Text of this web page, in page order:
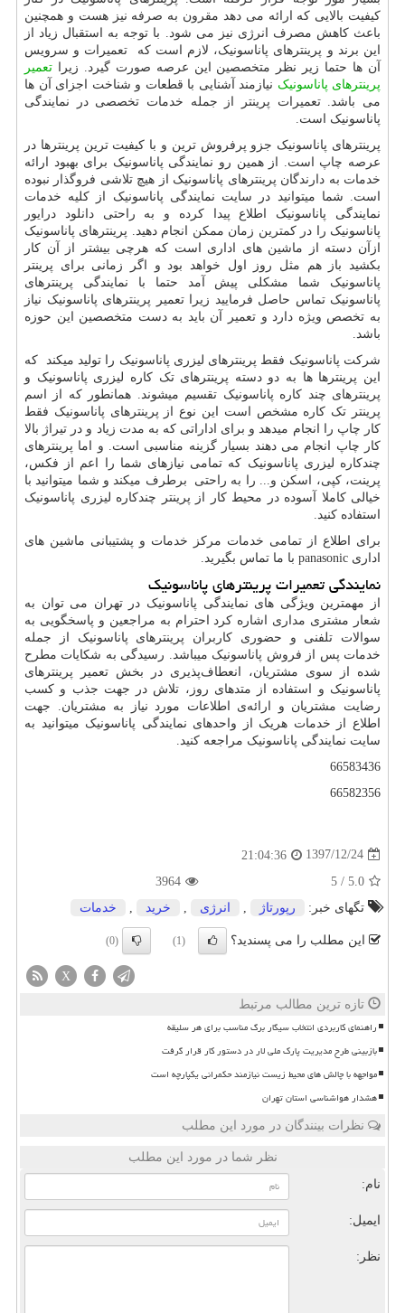
کیفیت بالایی که ارائه می دهد مقرون به صرفه نیز هست و همچنین
باعث کاهش مصرف انرژی نیز می شود. با توجه به استقبال زیاد از
این برند و پرینترهای پاناسونیک، لازم است که تعمیرات و سرویس
آن ها حتما زیر نظر متخصصین این عرصه صورت گیرد. زیرا تعمیر
پرینترهای پاناسونیک نیازمند آشنایی با قطعات و شناخت اجزای آن ها
می باشد. تعمیرات پرینتر از جمله خدمات تخصصی در نمایندگی
پاناسونیک است.
پرینترهای پاناسونیک جزو پرفروش ترین و با کیفیت ترین پرینترها در
عرصه چاپ است. از همین رو نمایندگی پاناسونیک برای بهبود ارائه
خدمات به دارندگان پرینترهای پاناسونیک از هیچ تلاشی فروگذار نبوده
است. شما میتوانید در سایت نمایندگی پاناسونیک از کلیه خدمات
نمایندگی پاناسونیک اطلاع پیدا کرده و به راحتی دانلود درایور
پاناسونیک را در کمترین زمان ممکن انجام دهید. پرینترهای پاناسونیک
ازآن دسته از ماشین های اداری است که هرچی بیشتر از آن کار
بکشید باز هم مثل روز اول خواهد بود و اگر زمانی برای پرینتر
پاناسونیک شما مشکلی پیش آمد حتما با نمایندگی پرینترهای
پاناسونیک تماس حاصل فرمایید زیرا تعمیر پرینترهای پاناسونیک نیاز
به تخصص ویژه دارد و تعمیر آن باید به دست متخصصین این حوزه
باشد.
شرکت پاناسونیک فقط پرینترهای لیزری پاناسونیک را تولید میکند که
این پرینترها ها به دو دسته پرینترهای تک کاره لیزری پاناسونیک و
پرینترهای چند کاره پاناسونیک تقسیم میشوند. همانطور که از اسم
پرینتر تک کاره مشخص است این نوع از پرینترهای پاناسونیک فقط
کار چاپ را انجام میدهد و برای اداراتی که به مدت زیاد و در تیراژ بالا
کار چاپ انجام می دهند بسیار گزینه مناسبی است. و اما پرینترهای
چندکاره لیزری پاناسونیک که تمامی نیازهای شما را اعم از فکس،
پرینت، کپی، اسکن و... را به راحتی برطرف میکند و شما میتوانید با
خیالی کاملا آسوده در محیط کار از پرینتر چندکاره لیزری پاناسونیک
استفاده کنید.
برای اطلاع از تمامی خدمات مرکز خدمات و پشتیبانی ماشین های
اداری panasonic با ما تماس بگیرید.
نمایندگی تعمیرات پرینترهای پاناسونیک
از مهمترین ویژگی های نمایندگی پاناسونیک در تهران می توان به
شعار مشتری مداری اشاره کرد احترام به مراجعین و پاسخگویی به
سوالات تلفنی و حضوری کاربران پرینترهای پاناسونیک از جمله
خدمات پس از فروش پاناسونیک میباشد. رسیدگی به شکایات مطرح
شده از سوی مشتریان، انعطاف‌پذیری در بخش تعمیر پرینترهای
پاناسونیک و استفاده از متدهای روز، تلاش در جهت جذب و کسب
رضایت مشتریان و ارائه‌ی اطلاعات مورد نیاز به مشتریان. جهت
اطلاع از خدمات هریک از واحدهای نمایندگی پاناسونیک میتوانید به
سایت نمایندگی پاناسونیک مراجعه کنید.
66583436
66582356
1397/12/24
21:04:36
5.0
/
5
3964
تگهای خبر:
رپورتاژ انرژی خرید خدمات
این مطلب را می پسندید؟ (1)
(0)
X
تازه ترین مطالب مرتبط
راهنمای کاربردی انتخاب سیگار برگ مناسب برای هر سلیقه
بازبینی طرح مدیریت پارک ملی لار در دستور کار قرار گرفت
مواجهه با چالش های محیط زیست نیازمند حکمرانی یکپارچه است
هشدار هواشناسی استان تهران
نظرات بینندگان در مورد این مطلب
نظر شما در مورد این مطلب
نام:
ایمیل:
نظر: